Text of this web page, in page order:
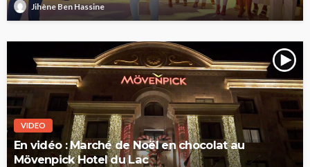
Jihène Ben Hassine
VIDEO
En vidéo : Marché de Noël en chocolat au
Mövenpick Hotel du Lac